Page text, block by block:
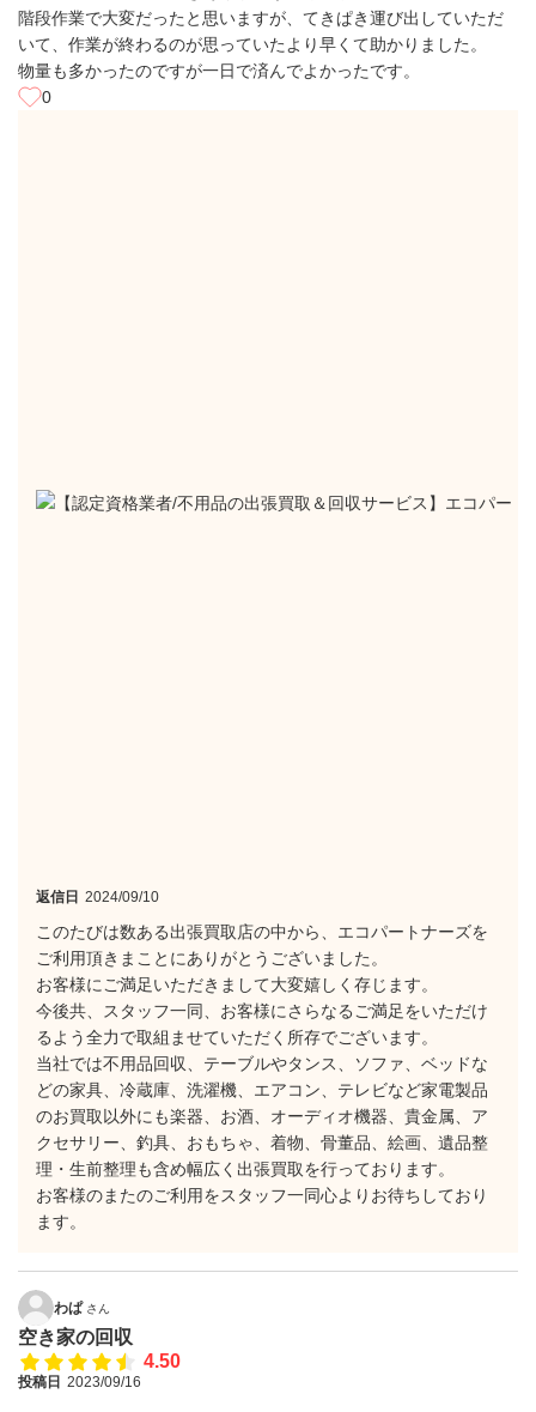
階段作業で大変だったと思いますが、てきぱき運び出していただ
いて、作業が終わるのが思っていたより早くて助かりました。
物量も多かったのですが一日で済んでよかったです。
0
返信日 2024/09/10
このたびは数ある出張買取店の中から、エコパートナーズを
ご利用頂きまことにありがとうございました。
お客様にご満足いただきまして大変嬉しく存じます。
今後共、スタッフ一同、お客様にさらなるご満足をいただけ
るよう全力で取組ませていただく所存でございます。
当社では不用品回収、テーブルやタンス、ソファ、ベッドな
どの家具、冷蔵庫、洗濯機、エアコン、テレビなど家電製品
のお買取以外にも楽器、お酒、オーディオ機器、貴金属、ア
クセサリー、釣具、おもちゃ、着物、骨董品、絵画、遺品整
理・生前整理も含め幅広く出張買取を行っております。
お客様のまたのご利用をスタッフ一同心よりお待ちしており
ます。
わぱ さん
空き家の回収
4.50
投稿日 2023/09/16